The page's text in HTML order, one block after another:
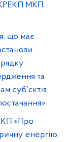
МКП
що має
та
суб’єктів
«Про
енергію,